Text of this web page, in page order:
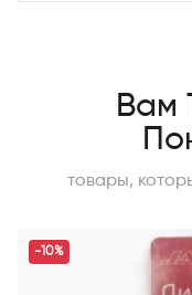
Вам
товары,
-10%